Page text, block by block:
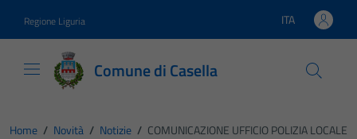
Regione Liguria Lingua attiva:
ITA
Comune di Casella
Home / Novità / Notizie / COMUNICAZIONE UFFICIO POLIZIA LOCALE